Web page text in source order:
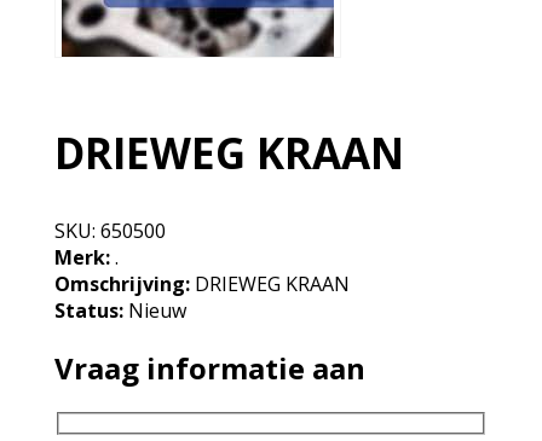
DRIEWEG KRAAN
SKU: 650500
Merk:.
Omschrijving:DRIEWEG KRAAN
Status:Nieuw
Vraag informatie aan